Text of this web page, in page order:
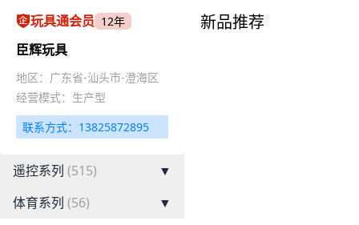
玩具通会员 12年
臣辉玩具
地区：广东省-汕头市-澄海区
经营模式：生产型
联系方式：13825872895
遥控系列 (515)
▼
体育系列 (56)
▼
新品推荐